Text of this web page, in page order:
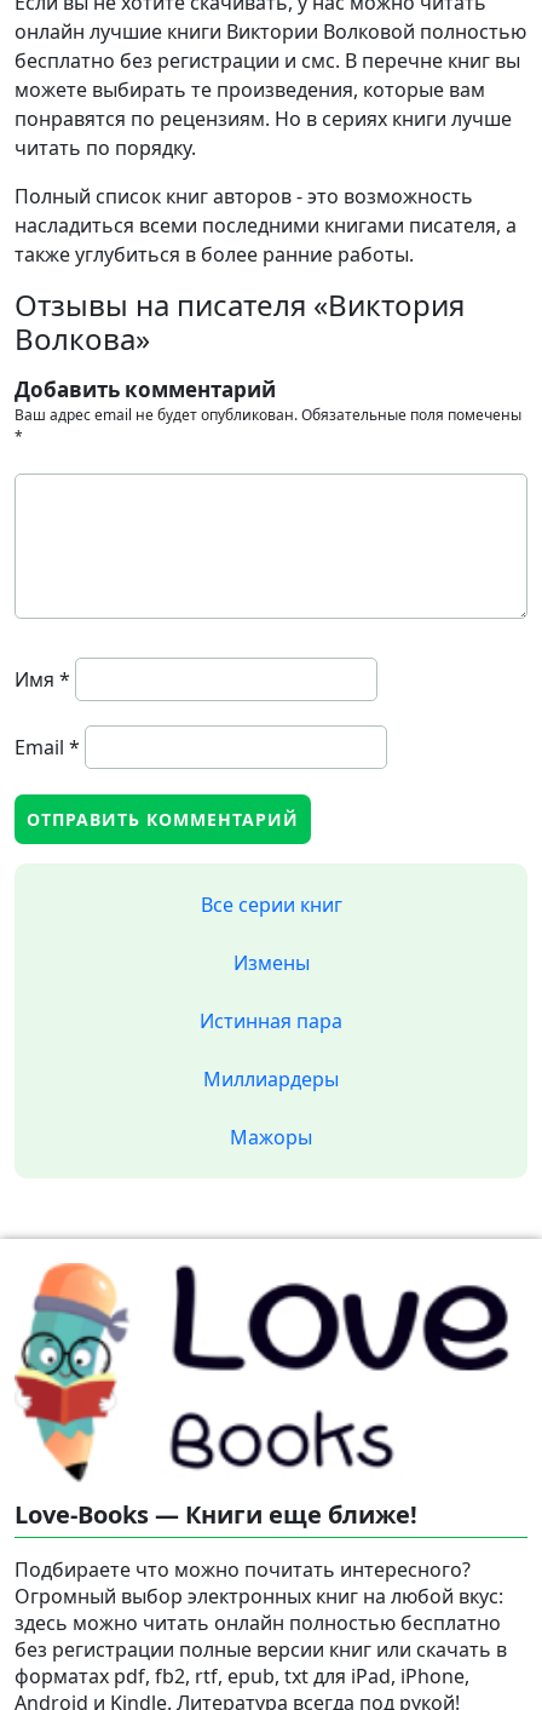
онлайн лучшие книги Виктории Волковой полностью
бесплатно без регистрации и смс. В перечне книг вы
можете выбирать те произведения, которые вам
понравятся по рецензиям. Но в сериях книги лучше
читать по порядку.
Полный список книг авторов - это возможность
насладиться всеми последними книгами писателя, а
также углубиться в более ранние работы.
Отзывы на писателя «Виктория
Волкова»
Добавить комментарий
Ваш адрес email не будет опубликован.Обязательные поля помечены
*
Имя *
Email *
Все серии книг
Измены
Истинная пара
Миллиардеры
Мажоры
Love-Books — Книги еще ближе!
Подбираете что можно почитать интересного?
Огромный выбор электронных книг на любой вкус:
здесь можно читать онлайн полностью бесплатно
без регистрации полные версии книг или скачать в
форматах pdf, fb2, rtf, epub, txt для iPad, iPhone,
Android и Kindle. Литература всегда под рукой!